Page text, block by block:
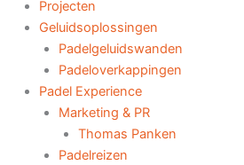
Projecten
Geluidsoplossingen
Padelgeluidswanden
Padeloverkappingen
Padel Experience
Marketing & PR
Thomas Panken
Padelreizen